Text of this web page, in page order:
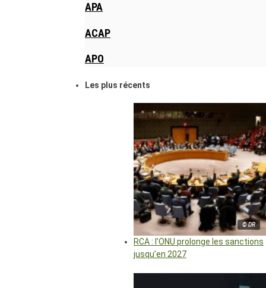
APA
ACAP
APO
Les plus récents
© DR
RCA : l’ONU prolonge les sanctions
jusqu’en 2027